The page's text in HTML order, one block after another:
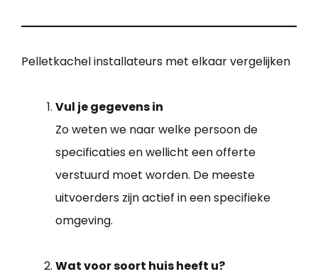
Pelletkachel installateurs met elkaar vergelijken
Vul je gegevens in
Zo weten we naar welke persoon de
specificaties en wellicht een offerte
verstuurd moet worden. De meeste
uitvoerders zijn actief in een specifieke
omgeving.
Wat voor soort huis heeft u?